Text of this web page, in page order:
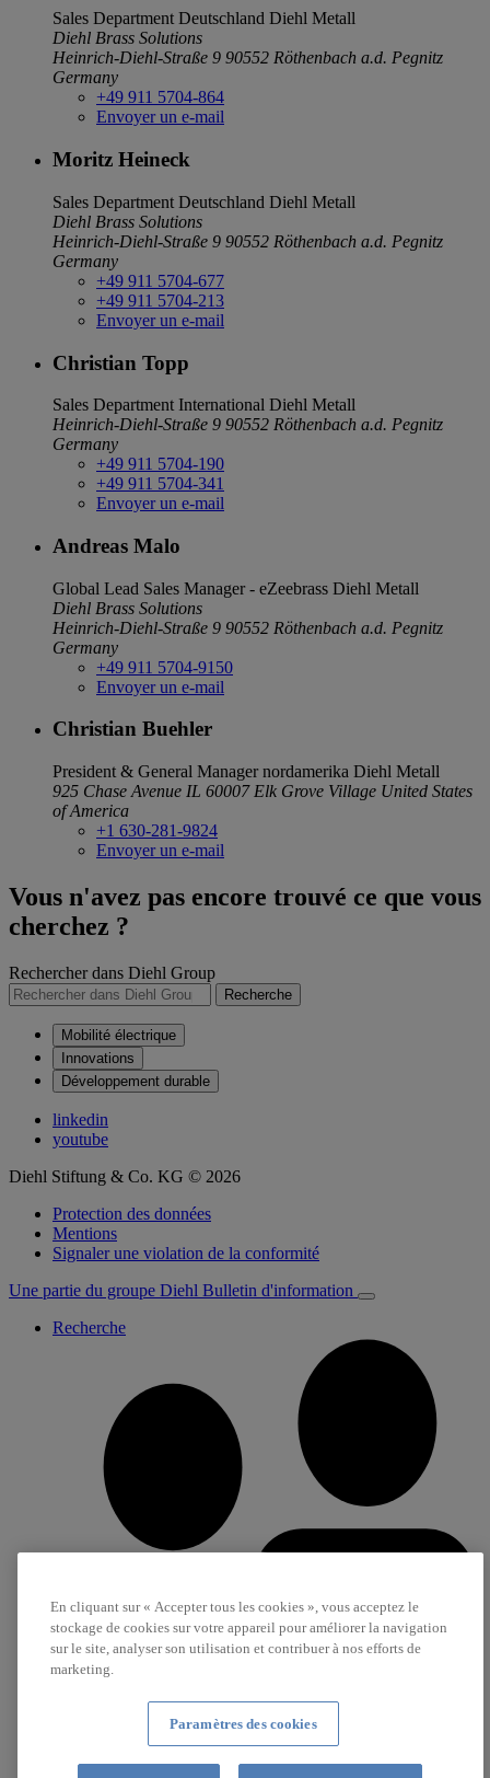
Sales Department Deutschland Diehl Metall
Diehl Brass Solutions
Heinrich-Diehl-Straße 9 90552 Röthenbach a.d. Pegnitz
Germany
+49 911 5704-864
Envoyer un e-mail
Moritz Heineck
Sales Department Deutschland Diehl Metall
Diehl Brass Solutions
Heinrich-Diehl-Straße 9 90552 Röthenbach a.d. Pegnitz
Germany
+49 911 5704-677
+49 911 5704-213
Envoyer un e-mail
Christian Topp
Sales Department International Diehl Metall
Heinrich-Diehl-Straße 9 90552 Röthenbach a.d. Pegnitz
Germany
+49 911 5704-190
+49 911 5704-341
Envoyer un e-mail
Andreas Malo
Global Lead Sales Manager - eZeebrass Diehl Metall
Diehl Brass Solutions
Heinrich-Diehl-Straße 9 90552 Röthenbach a.d. Pegnitz
Germany
+49 911 5704-9150
Envoyer un e-mail
Christian Buehler
President & General Manager nordamerika Diehl Metall
925 Chase Avenue IL 60007 Elk Grove Village United States
of America
+1 630-281-9824
Envoyer un e-mail
Vous n'avez pas encore trouvé ce que vous
cherchez ?
Rechercher dans Diehl Group
Recherche
Mobilité électrique
Innovations
Développement durable
linkedin
youtube
Diehl Stiftung & Co. KG © 2026
Protection des données
Mentions
Signaler une violation de la conformité
Une partie du groupe Diehl Bulletin d'information
Recherche
En cliquant sur « Accepter tous les cookies », vous acceptez le
stockage de cookies sur votre appareil pour améliorer la navigation
sur le site, analyser son utilisation et contribuer à nos efforts de
marketing.
Paramètres des cookies